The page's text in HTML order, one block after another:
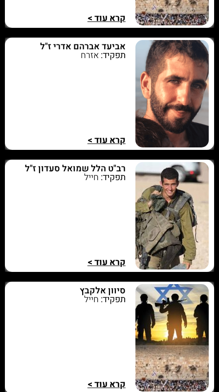
קרא עוד >
אביעד אברהם אדרי ז"ל
תפקיד: אזרח
קרא עוד >
רב"ט הלל שמואל סעדון ז"ל
תפקיד: חייל
קרא עוד >
סיוון אלקבץ
תפקיד: חייל
קרא עוד >